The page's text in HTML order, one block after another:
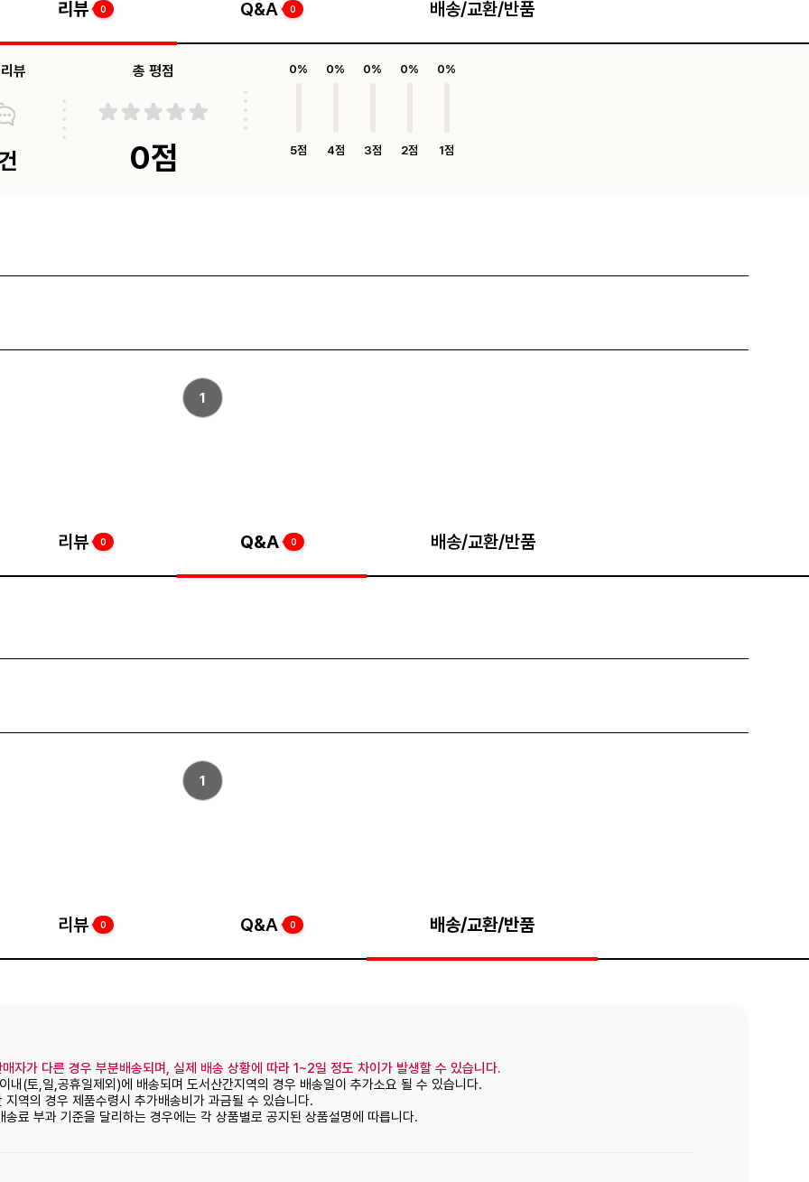
리뷰 0 Q&A 0 배송/교환/반품
뷰 총 평점
0점
0%
5점
0%
4점
0%
3점
0%
2점
0%
1점
1
리뷰 0 Q&A 0 배송/교환/반품
1
리뷰 0 Q&A 0 배송/교환/반품
자가 다른 경우 부분배송되며, 실제 배송 상황에 따라 1~2일 정도 차이가 발생할 수 있습니다.
내(토,일,공휴일제외)에 배송되며 도서산간지역의 경우 배송일이 추가소요 될 수 있습니다.
역의 경우 제품수령시 추가배송비가 과금될 수 있습니다.
료 부과 기준을 달리하는 경우에는 각 상품별로 공지된 상품설명에 따릅니다.